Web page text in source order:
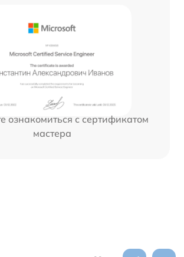
ознакомиться с сертификатом
мастера